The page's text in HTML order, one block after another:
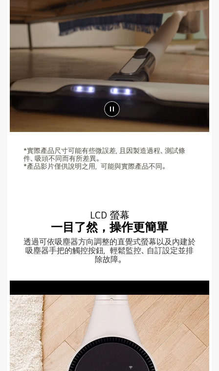
*實際產品尺寸可能有些微誤差, 且因製造過程、測試條
件、吸頭不同而有所差異。
*產品影片僅供說明之用，可能與實際產品不同。
LCD 螢幕
一目了然，操作更簡單
透過可依吸塵器方向調整的直覺式螢幕以及內建於
吸塵器手把的觸控按鈕，輕鬆監控、自訂設定並排
除故障。